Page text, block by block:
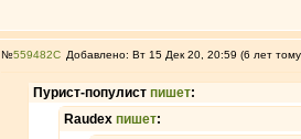
№559482 Добавлено: Вт 15 Дек 20, 20:59 (6 лет
Пурист-популист пишет:
Raudex пишет: